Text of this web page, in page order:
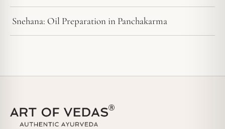
Snehana: Oil Preparation in Panchakarma